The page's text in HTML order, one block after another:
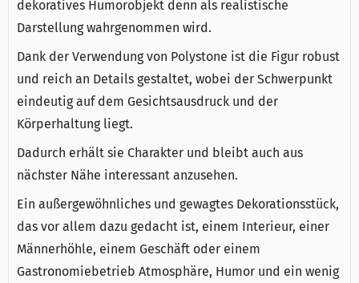
dekoratives Humorobjekt denn als realistische
Darstellung wahrgenommen wird.
Dank der Verwendung von Polystone ist die Figur robust
und reich an Details gestaltet, wobei der Schwerpunkt
eindeutig auf dem Gesichtsausdruck und der
Körperhaltung liegt.
Dadurch erhält sie Charakter und bleibt auch aus
nächster Nähe interessant anzusehen.
Ein außergewöhnliches und gewagtes Dekorationsstück,
das vor allem dazu gedacht ist, einem Interieur, einer
Männerhöhle, einem Geschäft oder einem
Gastronomiebetrieb Atmosphäre, Humor und ein wenig